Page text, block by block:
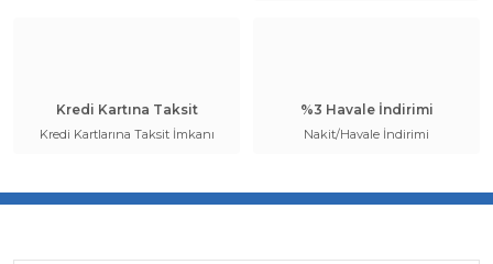
Kredi Kartına Taksit
Kredi Kartlarına Taksit İmkanı
%3 Havale İndirimi
Nakit/Havale İndirimi